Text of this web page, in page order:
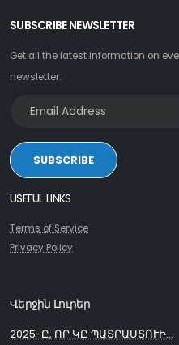
SUBSCRIBE NEWSLETTER
Get all the latest information on
newsletter:
SUBSCRIBE
USEFUL LINKS
Terms of Service
Privacy Policy
Վերջին Լուրեր
2025-Ը, ՈՐ ԿԸ ՊԱՏՐԱՍՏՈՒԻ...